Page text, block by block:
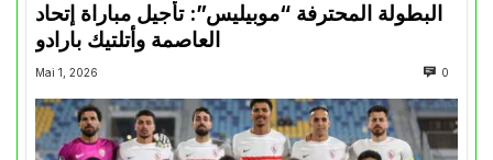
البطولة المحترفة “موبيليس”: تأجيل مباراة إتحاد
العاصمة وأتلتيك بارادو
Mai 1, 2026 0